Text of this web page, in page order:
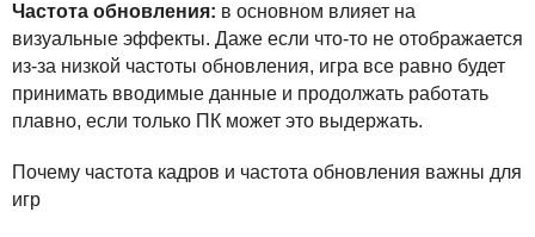
Частота обновления: в основном влияет на
визуальные эффекты. Даже если что-то не отображается
из-за низкой частоты обновления, игра все равно будет
принимать вводимые данные и продолжать работать
плавно, если только ПК может это выдержать.
Почему частота кадров и частота обновления важны для
игр